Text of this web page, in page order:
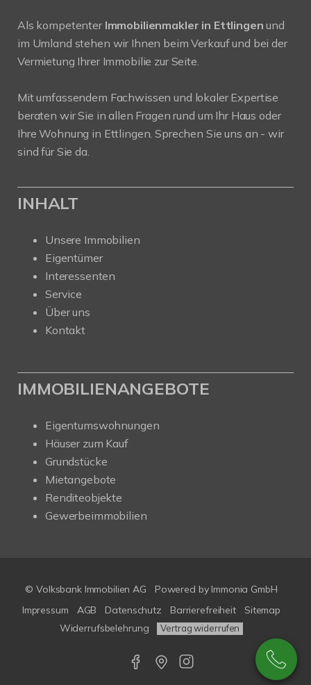
Als kompetenter Immobilienmakler in Ettlingen und
im Umland stehen wir Ihnen beim Verkauf und bei der
Vermietung Ihrer Immobilie zur Seite.
Mit umfassendem Fachwissen und lokaler Expertise
beraten wir Sie in allen Fragen rund um Ihr Haus oder
Ihre Wohnung in Ettlingen. Sprechen Sie uns an - wir
sind für Sie da.
INHALT
Unsere Immobilien
Eigentümer
Interessenten
Service
Über uns
Kontakt
IMMOBILIENANGEBOTE
Eigentumswohnungen
Häuser zum Kauf
Grundstücke
Mietangebote
Renditeobjekte
Gewerbeimmobilien
© Volksbank Immobilien AG
Powered by Immonia GmbH
Impressum
AGB Datenschutz Barrierefreiheit
Sitemap
Widerrufsbelehrung
Vertrag widerrufen